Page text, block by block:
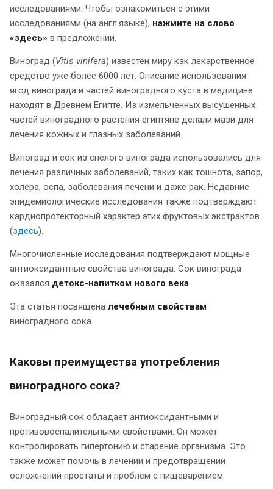
исследованиями. Чтобы ознакомиться с этими
исследованиями (на англ.языке), нажмите на слово
«здесь» в предложении.
Виноград (Vitis vinifera) известен миру как лекарственное
средство уже более 6000 лет. Описание использования
ягод винограда и частей виноградного куста в медицине
находят в Древнем Египте. Из измельченных высушенных
частей виноградного растения египтяне делали мази для
лечения кожных и глазных заболеваний.
Виноград и сок из спелого винограда использовались для
лечения различных заболеваний, таких как тошнота, запор,
холера, оспа, заболевания печени и даже рак. Недавние
эпидемиологические исследования также подтверждают
кардиопротекторный характер этих фруктовых экстрактов
(здесь).
Многочисленные исследования подтверждают мощные
антиоксидантные свойства винограда. Сок винограда
оказался детокс-напитком нового века.
Эта статья посвящена лечебным свойствам
виноградного сока.
Каковы преимущества употребления
виноградного сока?
Виноградный сок обладает антиоксидантными и
противовоспалительными свойствами. Он может
контролировать гипертонию и старение организма. Это
также может помочь в лечении и предотвращении
осложнений простаты и проблем с пищеварением.